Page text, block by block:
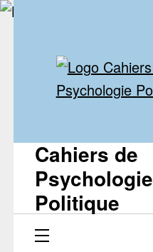
Cahiers de
Psychologie
Politique